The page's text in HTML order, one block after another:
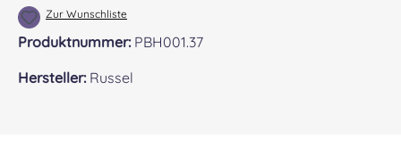
Zur Wunschliste
Produktnummer: PBH001.37
Hersteller: Russel